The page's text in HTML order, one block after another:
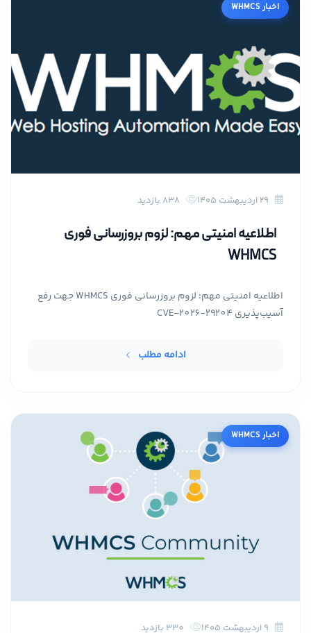
اخبار WHMCS
اطلاعیه امنیتی مهم: لزوم بروزرسانی فوری
WHMCS
اطلاعیه امنیتی مهم: لزوم بروزرسانی فوری WHMCS جهت رفع
آسیب‌پذیری CVE-2026-29204
ادامه مطلب
اخبار WHMCS